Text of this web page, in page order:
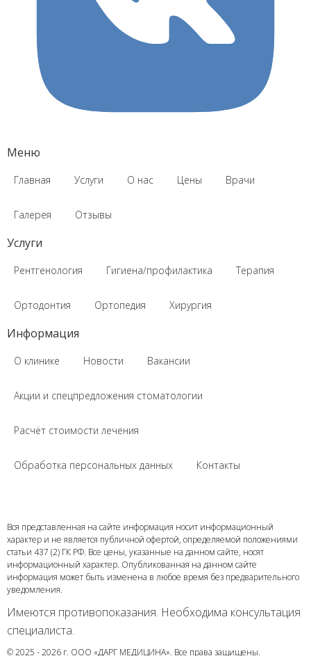
Меню
Главная Услуги О нас Цены Врачи
Галерея Отзывы
Услуги
Рентгенология Гигиена/профилактика Терапия
Ортодонтия Ортопедия Хирургия
Информация
О клинике Новости Вакансии
Акции и спецпредложения стоматологии
Расчёт стоимости лечения
Обработка персональных данных Контакты
Вся представленная на сайте информация носит информационный
характер и не является публичной офертой, определяемой положениями
статьи 437 (2) ГК РФ. Все цены, указанные на данном сайте, носят
информационный характер. Опубликованная на данном сайте
информация может быть изменена в любое время без предварительного
уведомления.
Имеются противопоказания. Необходима консультация
специалиста.
© 2025 - 2026 г. ООО «ДАРГ МЕДИЦИНА». Все права защищены.